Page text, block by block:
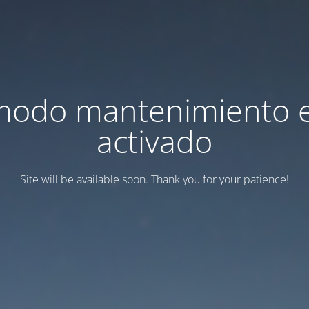
mantenimiento
activado
Site will be available soon. Thank you for your patience!